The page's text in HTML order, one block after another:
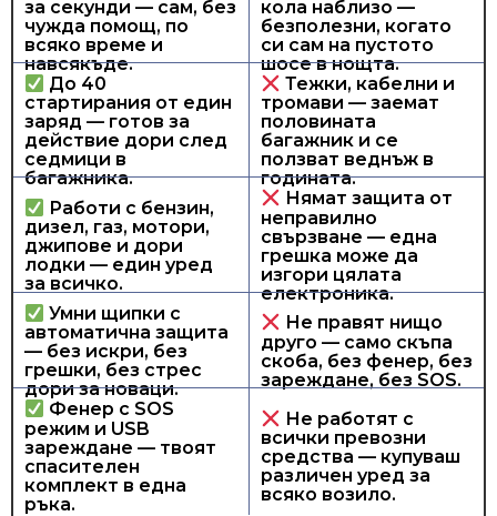
за секунди — сам, без
чужда помощ, по
всяко време и
навсякъде.
кола наблизо —
безполезни, когато
си сам на пустото
шосе в нощта.
До 40
стартирания от един
заряд — готов за
действие дори след
седмици в
багажника.
Тежки, кабелни и
тромави — заемат
половината
багажник и се
ползват веднъж в
годината.
Работи с бензин,
дизел, газ, мотори,
джипове и дори
лодки — един уред
за всичко.
Нямат защита от
неправилно
свързване — една
грешка може да
изгори цялата
електроника.
Умни щипки с
автоматична защита
— без искри, без
грешки, без стрес
дори за новаци.
Не правят нищо
друго — само скъпа
скоба, без фенер, без
зареждане, без SOS.
Фенер с SOS
режим и USB
зареждане — твоят
спасителен
комплект в една
ръка.
Не работят с
всички превозни
средства — купуваш
различен уред за
всяко возило.